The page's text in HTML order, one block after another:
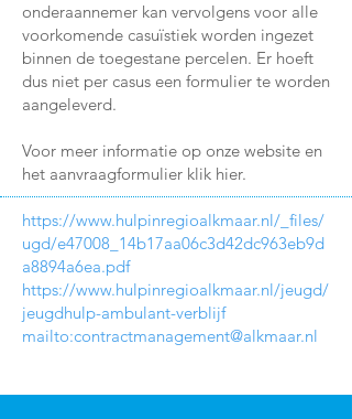
onderaannemer kan vervolgens voor alle
voorkomende casuïstiek worden ingezet
binnen de toegestane percelen. Er hoeft
dus niet per casus een formulier te worden
aangeleverd.
Voor meer informatie op onze website en
het aanvraagformulier klik hier.
https://www.hulpinregioalkmaar.nl/_files/
ugd/e47008_14b17aa06c3d42dc963eb9d
a8894a6ea.pdf
https://www.hulpinregioalkmaar.nl/jeugd/
jeugdhulp-ambulant-verblijf
mailto:contractmanagement@alkmaar.nl